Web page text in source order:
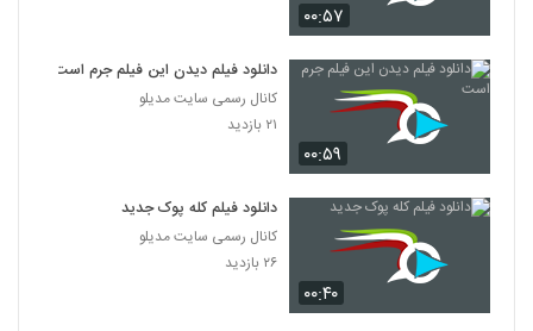
16
دانلود فیلم ایرانی لاک قرمز
۳,۳۵۸ بازدید
دانلود فیلم سینمایی در کمال خونسردی
۱,۱۷۱ بازدید
دانلود فیلم ناردون
۰۰:۵۷
۰۰:۵۹
دانلود فیلم دیدن این فیلم جرم است
کانال رسمی سایت مدیلو
۲۱ بازدید
۰۰:۴۰
دانلود فیلم کله پوک جدید
کانال رسمی سایت مدیلو
۲۶ بازدید